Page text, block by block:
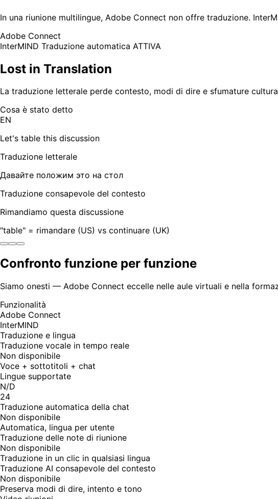
In una riunione multilingue, Adobe Connect non offre traduzione.
Adobe Connect
InterMIND Traduzione automatica ATTIVA
Lost in Translation
La traduzione letterale perde contesto, modi di dire e sfumature
Cosa è stato detto
EN
Let's table this discussion
Traduzione letterale
Давайте положим это на стол
Traduzione consapevole del contesto
Rimandiamo questa discussione
"table" = rimandare (US) vs continuare (UK)
Confronto funzione per funzione
Siamo onesti — Adobe Connect eccelle nelle aule virtuali e nella
Funzionalità
Adobe Connect
InterMIND
Traduzione e lingua
Traduzione vocale in tempo reale
Non disponibile
Voce + sottotitoli + chat
Lingue supportate
N/D
24
Traduzione automatica della chat
Non disponibile
Automatica, lingua per utente
Traduzione delle note di riunione
Non disponibile
Traduzione in un clic in qualsiasi lingua
Traduzione AI consapevole del contesto
Non disponibile
Preserva modi di dire, intento e tono